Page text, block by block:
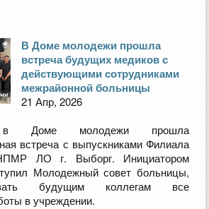
В Доме молодежи прошла
встреча будущих медиков с
действующими сотрудниками
межрайонной больницы
21 Апр, 2026
Доме молодежи прошла
встреча с выпускниками Филиала
ЛО г. Выборг. Инициатором
Молодежный совет больницы,
будущим коллегам все
в учреждении.